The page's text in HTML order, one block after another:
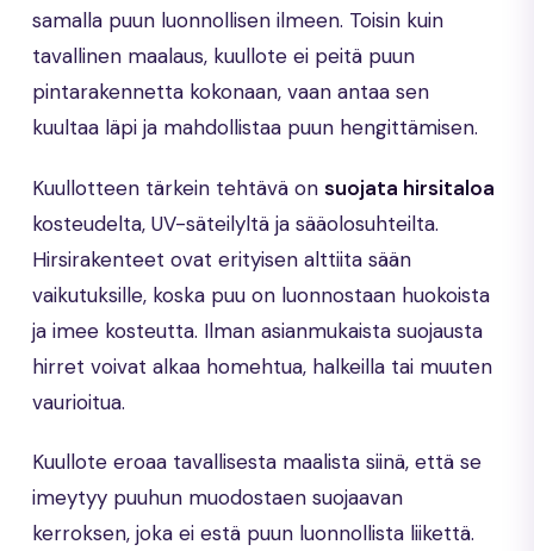
samalla puun luonnollisen ilmeen. Toisin kuin
tavallinen maalaus, kuullote ei peitä puun
pintarakennetta kokonaan, vaan antaa sen
kuultaa läpi ja mahdollistaa puun hengittämisen.
Kuullotteen tärkein tehtävä onsuojata hirsitaloa
kosteudelta, UV-säteilyltä ja sääolosuhteilta.
Hirsirakenteet ovat erityisen alttiita sään
vaikutuksille, koska puu on luonnostaan huokoista
ja imee kosteutta. Ilman asianmukaista suojausta
hirret voivat alkaa homehtua, halkeilla tai muuten
vaurioitua.
Kuullote eroaa tavallisesta maalista siinä, että se
imeytyy puuhun muodostaen suojaavan
kerroksen, joka ei estä puun luonnollista liikettä.